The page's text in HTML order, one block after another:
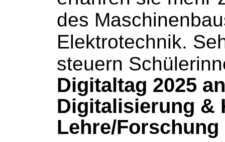
des
Elektrotechnik.
steuern
Digitaltag 2025
Digitalisierung &
Lehre/Forschung